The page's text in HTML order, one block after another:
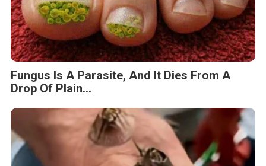
Fungus Is A Parasite, And It Dies From A
Drop Of Plain...